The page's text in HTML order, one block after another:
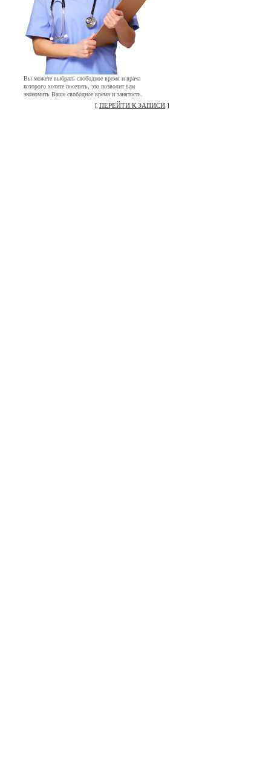
Вы можете выбрать свободное время и врача
которого хотите посетить, это позволит вам
экономить Ваше свободное время и занятость.
[ ПЕРЕЙТИ К ЗАПИСИ ]